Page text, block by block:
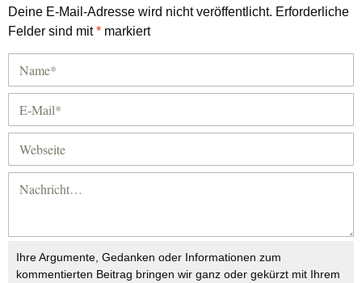
Deine E-Mail-Adresse wird nicht veröffentlicht. Erforderliche
Felder sind mit* markiert
Ihre Argumente, Gedanken oder Informationen zum
kommentierten Beitrag bringen wir ganz oder gekürzt mit Ihrem